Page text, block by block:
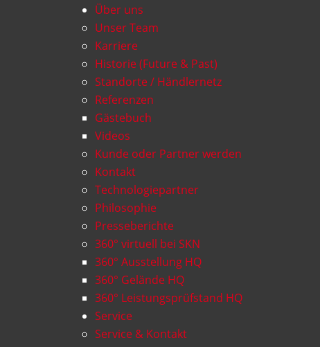
Über uns
Unser Team
Karriere
Historie (Future & Past)
Standorte / Händlernetz
Referenzen
Gästebuch
Videos
Kunde oder Partner werden
Kontakt
Technologiepartner
Philosophie
Presseberichte
360° virtuell bei SKN
360° Ausstellung HQ
360° Gelände HQ
360° Leistungsprüfstand HQ
Service
Service & Kontakt